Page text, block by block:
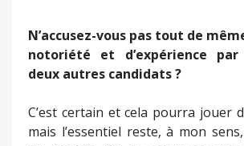
N’accusez-vous pas tout de
notoriété et d’expérience
deux autres candidats ?
C’est certain et cela pourra jouer
mais l’essentiel reste, à mon